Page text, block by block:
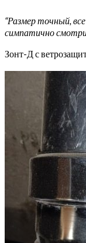
“Размер точный,
симпатично
Зонт-Д с